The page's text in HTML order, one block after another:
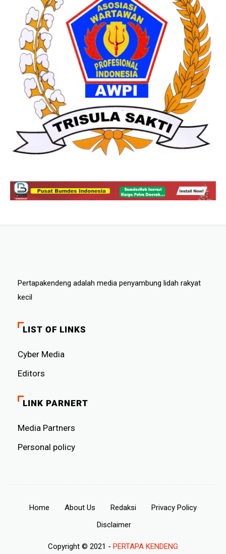
Pertapakendeng adalah media penyambung lidah rakyat
kecil
LIST OF LINKS
Cyber ​​Media
Editors
LINK PARNERT
Media Partners
Personal policy
Home About Us Redaksi
Privacy Policy
Disclaimer
Copyright © 2021 - PERTAPA KENDENG